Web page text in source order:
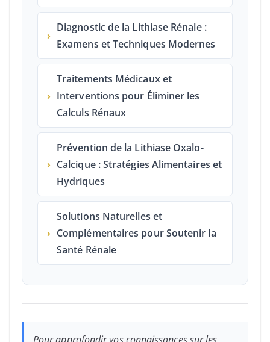
›
Diagnostic de la Lithiase Rénale :
Examens et Techniques Modernes
›
Traitements Médicaux et
Interventions pour Éliminer les
Calculs Rénaux
›
Prévention de la Lithiase Oxalo-
Calcique : Stratégies Alimentaires et
Hydriques
›
Solutions Naturelles et
Complémentaires pour Soutenir la
Santé Rénale